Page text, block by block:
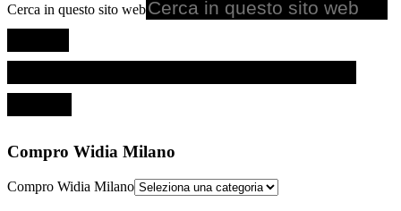
Cerca in questo sito web
Compro Widia Milano
Compro Widia Milano